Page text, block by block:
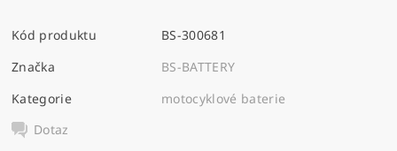
Kód produktu
BS-300681
Značka
BS-BATTERY
Kategorie
motocyklové baterie
Dotaz